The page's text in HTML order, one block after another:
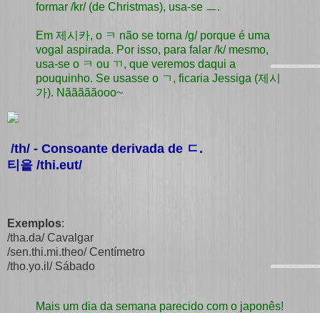
formar /kr/ (de Christmas), usa-se ㅡ.
Em 제시카, o ㅋ não se torna /g/ porque é uma
vogal aspirada. Por isso, para falar /k/ mesmo,
usa-se o ㅋ ou ㄲ, que veremos daqui a
pouquinho. Se usasse o ㄱ, ficaria Jessiga (제시
가). Nãããããooo~
/th/ - Consoante derivada de ㄷ .
티읕 /thi.eut/
Exemplos:
/tha.da/ Cavalgar
/sen.thi.mi.theo/ Centímetro
/tho.yo.il/ Sábado
Mais um dia da semana parecido com o japonês!